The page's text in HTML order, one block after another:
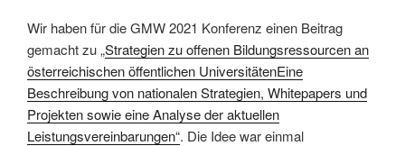
Wir haben für die GMW 2021 Konferenz einen Beitrag
gemacht zu „Strategien zu offenen Bildungsressourcen an
österreichischen öffentlichen UniversitätenEine
Beschreibung von nationalen Strategien, Whitepapers und
Projekten sowie eine Analyse der aktuellen
Leistungsvereinbarungen“. Die Idee war einmal